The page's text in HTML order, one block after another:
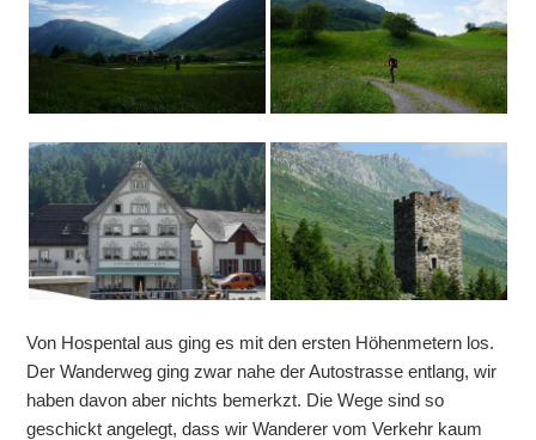
Von Hospental aus ging es mit den ersten Höhenmetern los.
Der Wanderweg ging zwar nahe der Autostrasse entlang, wir
haben davon aber nichts bemerkzt. Die Wege sind so
geschickt angelegt, dass wir Wanderer vom Verkehr kaum